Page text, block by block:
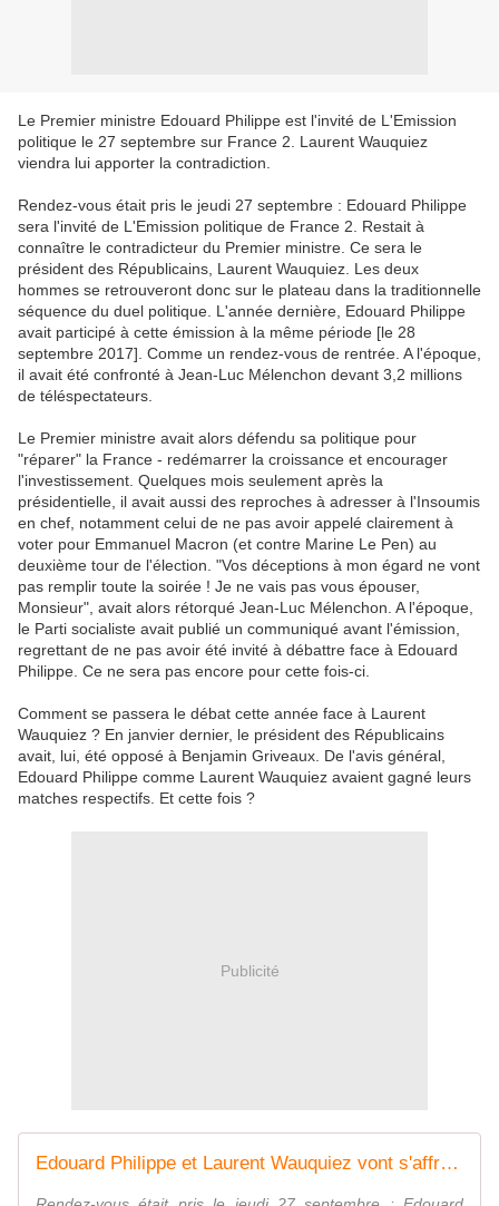
Le Premier ministre Edouard Philippe est l'invité de L'Emission
politique le 27 septembre sur France 2. Laurent Wauquiez
viendra lui apporter la contradiction.
Rendez-vous était pris le jeudi 27 septembre : Edouard Philippe
sera l'invité de L'Emission politique de France 2. Restait à
connaître le contradicteur du Premier ministre. Ce sera le
président des Républicains, Laurent Wauquiez. Les deux
hommes se retrouveront donc sur le plateau dans la traditionnelle
séquence du duel politique. L'année dernière, Edouard Philippe
avait participé à cette émission à la même période [le 28
septembre 2017]. Comme un rendez-vous de rentrée. A l'époque,
il avait été confronté à Jean-Luc Mélenchon devant 3,2 millions
de téléspectateurs.
Le Premier ministre avait alors défendu sa politique pour
"réparer" la France - redémarrer la croissance et encourager
l'investissement. Quelques mois seulement après la
présidentielle, il avait aussi des reproches à adresser à l'Insoumis
en chef, notamment celui de ne pas avoir appelé clairement à
voter pour Emmanuel Macron (et contre Marine Le Pen) au
deuxième tour de l'élection. "Vos déceptions à mon égard ne vont
pas remplir toute la soirée ! Je ne vais pas vous épouser,
Monsieur", avait alors rétorqué Jean-Luc Mélenchon. A l'époque,
le Parti socialiste avait publié un communiqué avant l'émission,
regrettant de ne pas avoir été invité à débattre face à Edouard
Philippe. Ce ne sera pas encore pour cette fois-ci.
Comment se passera le débat cette année face à Laurent
Wauquiez ? En janvier dernier, le président des Républicains
avait, lui, été opposé à Benjamin Griveaux. De l'avis général,
Edouard Philippe comme Laurent Wauquiez avaient gagné leurs
matches respectifs. Et cette fois ?
Publicité
Edouard Philippe et Laurent Wauquiez vont s'affronter à la télé